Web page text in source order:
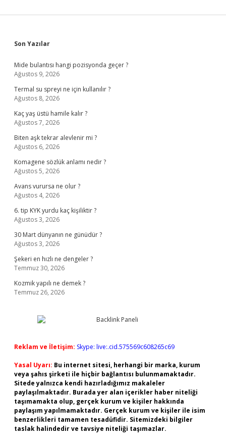
Sidebar
Son Yazılar
Mide bulantısı hangi pozisyonda geçer ?
Ağustos 9, 2026
Termal su spreyi ne için kullanılır ?
Ağustos 8, 2026
Kaç yaş üstü hamile kalır ?
Ağustos 7, 2026
Biten aşk tekrar alevlenir mi ?
Ağustos 6, 2026
Komagene sözlük anlamı nedir ?
Ağustos 5, 2026
Avans vurursa ne olur ?
Ağustos 4, 2026
6. tip KYK yurdu kaç kişiliktir ?
Ağustos 3, 2026
30 Mart dünyanın ne günüdür ?
Ağustos 3, 2026
Şekeri en hızlı ne dengeler ?
Temmuz 30, 2026
Kozmik yapılı ne demek ?
Temmuz 26, 2026
Reklam ve İletişim: Skype: live:.cid.575569c608265c69
Yasal Uyarı: Bu internet sitesi, herhangi bir marka, kurum
veya şahıs şirketi ile hiçbir bağlantısı bulunmamaktadır.
Sitede yalnızca kendi hazırladığımız makaleler
paylaşılmaktadır. Burada yer alan içerikler haber niteliği
taşımamakta olup, gerçek kurum ve kişiler hakkında
paylaşım yapılmamaktadır. Gerçek kurum ve kişiler ile isim
benzerlikleri tamamen tesadüfidir. Sitemizdeki bilgiler
taslak halindedir ve tavsiye niteliği taşımazlar.